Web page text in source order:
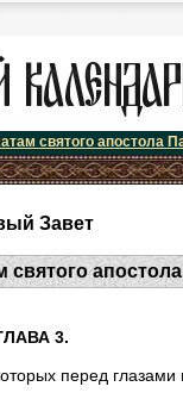
святого апостола
Завет
святого
3.
перед